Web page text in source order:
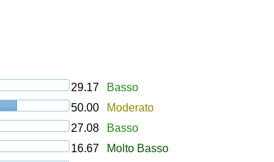
29.17
Basso
50.00
Moderato
27.08
Basso
16.67
Molto Basso